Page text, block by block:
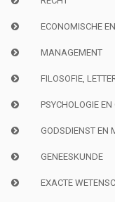
ECONOMISCHE
MANAGEMENT
FILOSOFIE,
PSYCHOLOGIE EN
GODSDIENST EN
GENEESKUNDE
EXACTE